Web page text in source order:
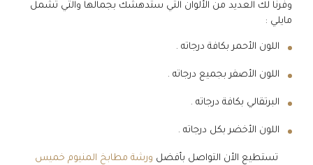
وفرنا لك العديد من الألوان التي ستدهشك بجمالها والتي تشمل
مايلي :
اللون الأحمر بكافة درجاته .
اللون الأصفر بجميع درجاته .
البرتقالي بكافة درجاته .
اللون الأخضر بكل درجاته .
تستطيع الأن التواصل بأفضل ورشة مطابخ المنيوم خميس